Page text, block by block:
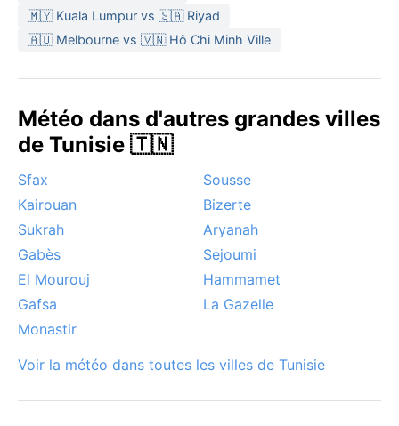
La meilleure période pour visiter Tunis, du point de
vue météorologique, s’étend du printemps (avril à
températures sont agréables, la lumière magnifique et
est le sirocco, ce vent chaud et sec du Sahara qui
souffle quelques jours par an surtout au printemps et
ville de sable fin. Les brouillards sont rares, la neige
inexistante, et les tempêtes méditerranéennes se
limitent à de fortes pluies hivernales.
🇲🇾 Kuala Lumpur vs 🇸🇦 Riyad
🇦🇺 Melbourne vs 🇻🇳 Hô Chi Minh Ville
Météo dans d'autres grandes villes
de Tunisie 🇹🇳
Sfax
Sousse
Kairouan
Bizerte
Sukrah
Aryanah
Gabès
Sejoumi
El Mourouj
Hammamet
Gafsa
La Gazelle
Monastir
Voir la météo dans toutes les villes de Tunisie